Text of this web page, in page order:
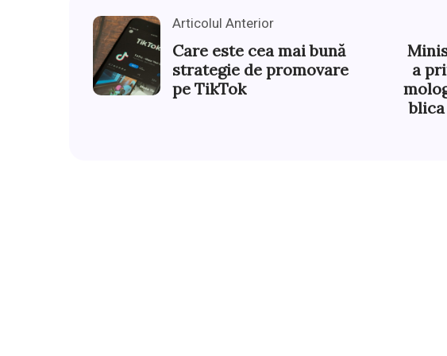
Articolul Anterior
Care este cea mai bună
strategie de promovare
pe TikTok
a